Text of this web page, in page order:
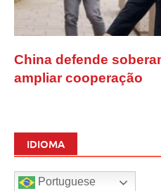
China defende
ampliar cooperação
IDIOMA
Portuguese